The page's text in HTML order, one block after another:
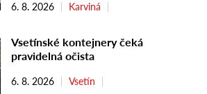
6. 8. 2026 Karviná
Vsetínské kontejnery čeká
pravidelná očista
6. 8. 2026 Vsetín